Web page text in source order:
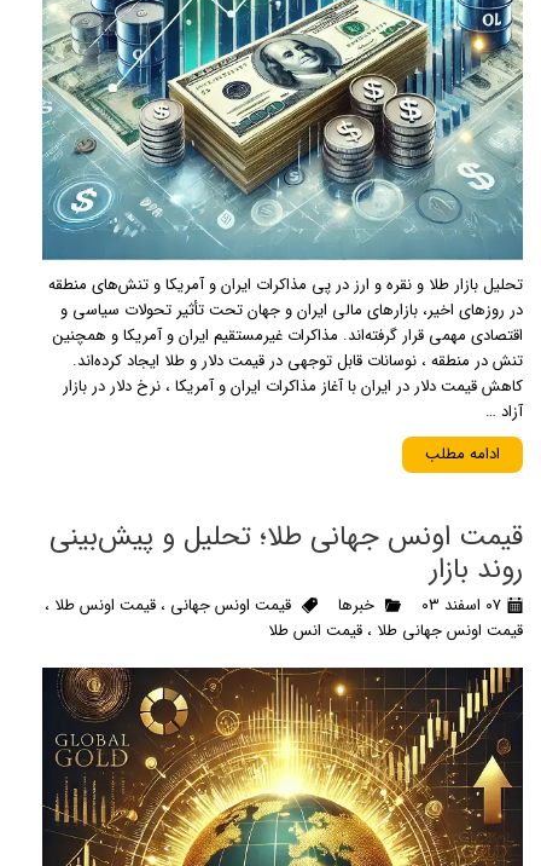
تحلیل بازار طلا و نقره و ارز در پی مذاکرات ایران و آمریکا و تنش‌های منطقه
در روزهای اخیر، بازارهای مالی ایران و جهان تحت تأثیر تحولات سیاسی و
اقتصادی مهمی قرار گرفته‌اند. مذاکرات غیرمستقیم ایران و آمریکا و همچنین
تنش در منطقه ، نوسانات قابل توجهی در قیمت دلار و طلا ایجاد کرده‌اند.​
کاهش قیمت دلار در ایران با آغاز مذاکرات ایران و آمریکا ، نرخ دلار در بازار
آزاد …
ادامه مطلب
قیمت اونس جهانی طلا؛ تحلیل و پیش‌بینی
روند بازار
۰۷ اسفند ۰۳ خبرها قیمت اونس جهانی ، قیمت اونس طلا ،
قیمت اونس جهانی طلا ، قیمت انس طلا